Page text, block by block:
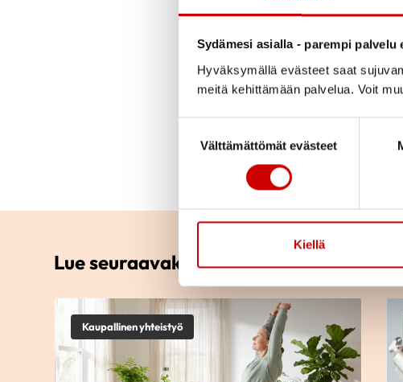
Sydämesi asialla - parempi palvelu
Hyväksymällä evästeet saat
meitä kehittämään palvelua. Voit
Välttämättömät evästeet
Kiellä
jo useimpien päivittäiseen
veisi jo ison askeleen
Terveyttä edistävien
kehittämiseksi löytyy
Lue seuraavaksi
Kaupallinen yhteistyö